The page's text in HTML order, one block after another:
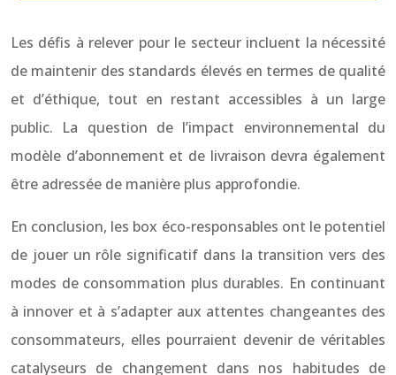
Les défis à relever pour le secteur incluent la nécessité
de maintenir des standards élevés en termes de qualité
et d’éthique, tout en restant accessibles à un large
public. La question de l’impact environnemental du
modèle d’abonnement et de livraison devra également
être adressée de manière plus approfondie.
En conclusion, les box éco-responsables ont le potentiel
de jouer un rôle significatif dans la transition vers des
modes de consommation plus durables. En continuant
à innover et à s’adapter aux attentes changeantes des
consommateurs, elles pourraient devenir de véritables
catalyseurs de changement dans nos habitudes de